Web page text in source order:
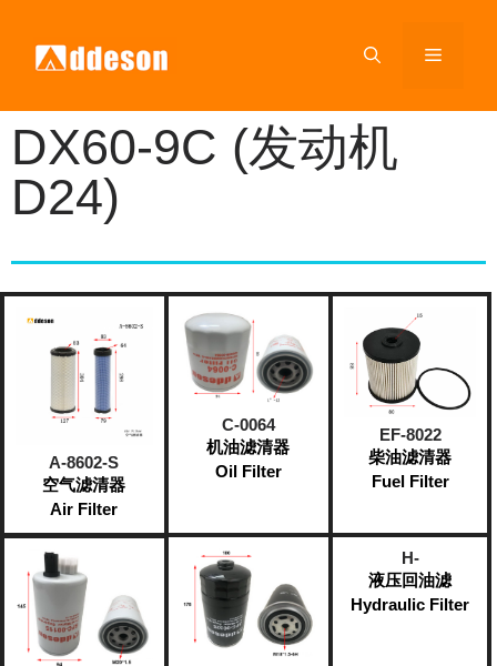
DX60-9C (发动机
D24)
A-8602-S
空气滤清器
Air Filter
C-0064
机油滤清器
Oil Filter
EF-8022
柴油滤清器
Fuel Filter
H-
液压回油滤
Hydraulic Filter